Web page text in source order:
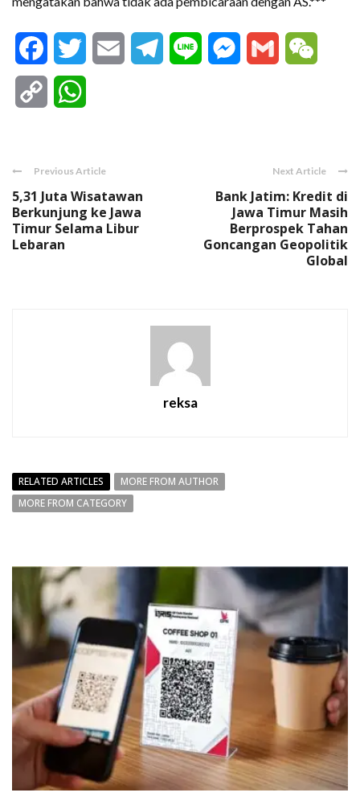
FacebookTwitter Email Telegram
Line Messenger
Gmail
Copy
Previous Article
5,31 Juta Wisatawan
Berkunjung ke Jawa
Timur Selama Libur
Lebaran
Next Article
Bank Jatim: Kredit di
Jawa Timur Masih
Berprospek Tahan
Goncangan Geopolitik
Global
reksa
RELATED ARTICLES
MORE FROM AUTHOR
MORE FROM CATEGORY